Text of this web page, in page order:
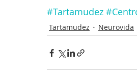
#Tartamudez
Tartamudez Neurovida